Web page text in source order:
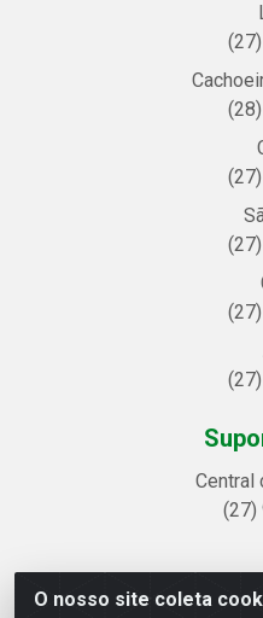
O nosso site coleta
Central
(27)